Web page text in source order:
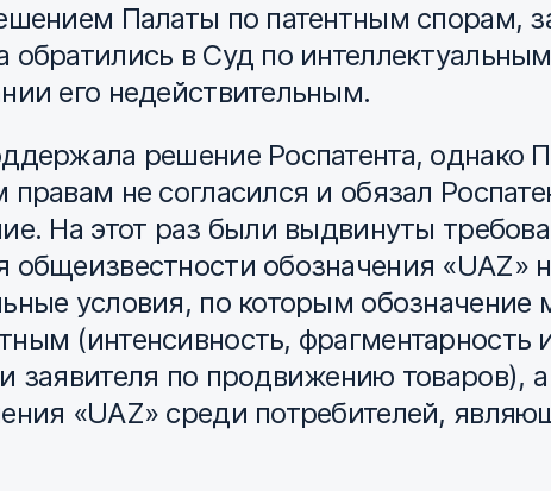
Палаты по патентным спорам,
обратились в Суд по
его недействительным.
решение Роспатента, однако
не согласился и обязал
На этот раз были выдвинуты
общеизвестности обозначения «UAZ»
условия, по которым обозначение
(интенсивность, фрагментарность
заявителя по продвижению товаров),
«UAZ» среди потребителей,